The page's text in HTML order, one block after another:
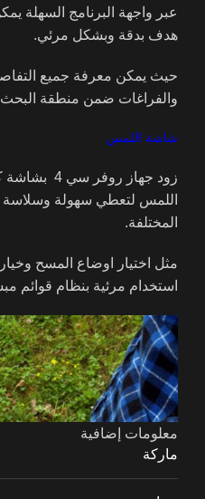
عبر واجهة البرنامج السهلة
هدف بدقة وبشكل مرئي.
حيث يمكن معرفة جميع
والفراغات ضمن منطقة
شاشة اللمس
اللمس لتعطي سهولة وسلاسة
المختلفة.
مثل اختيار اوضاع المسح
استخدام مرئية بنظام قوائم
معلومات إضافية
ماركة